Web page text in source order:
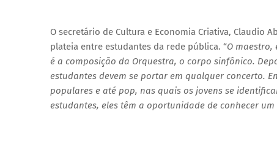
O secretário de Cultura e Economia Criativa, Claudio
plateia entre estudantes da rede pública. “O
é a composição da Orquestra, o corpo sinfônico.
estudantes devem se portar em qualquer concerto.
populares e até pop, nas quais os jovens se
estudantes, eles têm a oportunidade de conhecer